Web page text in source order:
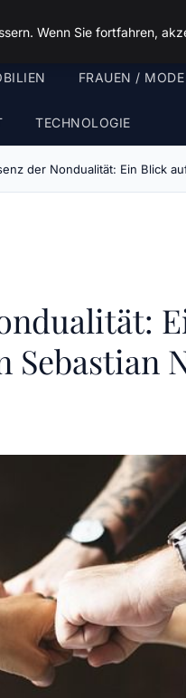
FRAUEN / MODE
TECHNOLOGIE
der Nondualität: Ein Blick
Sebastian
Wenn Sie fortfahren,